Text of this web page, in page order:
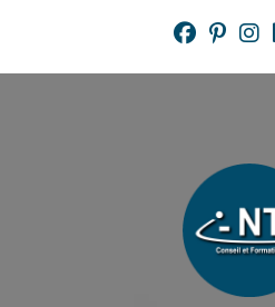
content